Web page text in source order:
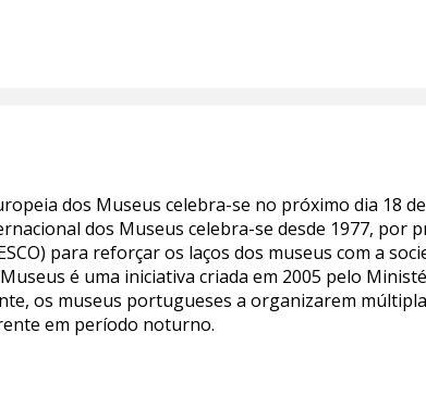
dos Museus celebra-se no próximo dia 18
dos Museus celebra-se desde 1977, por
para reforçar os laços dos museus com a
é uma iniciativa criada em 2005 pelo
os museus portugueses a organizarem
em período noturno.